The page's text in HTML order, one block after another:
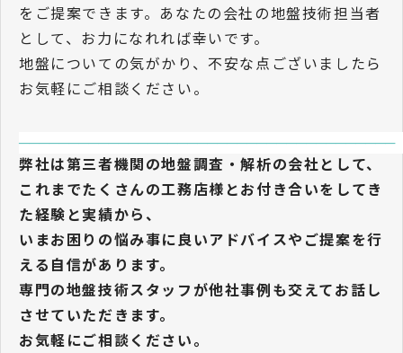
をご提案できます。あなたの会社の地盤技術担当者
として、お力になれれば幸いです。
地盤についての気がかり、不安な点ございましたら
お気軽にご相談ください。
──────────────────────────────────────
弊社は第三者機関の地盤調査・解析の会社として、
これまでたくさんの工務店様とお付き合いをしてき
た経験と実績から、
いまお困りの悩み事に良いアドバイスやご提案を行
える自信があります。
専門の地盤技術スタッフが他社事例も交えてお話し
させていただきます。
お気軽にご相談ください。